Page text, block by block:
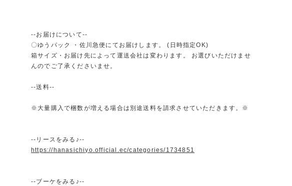
--お届けについて--
〇ゆうパック ・佐川急便にてお届けします。 (日時指定OK)
箱サイズ・お届け先によって運送会社は変わります。 お選びいただけませ
んのでご了承くださいませ。
--送料--
※大量購入で梱数が増える場合は別途送料を請求させていただきます。※
--リースをみる♪--
https://hanasichiyo.official.ec/categories/1734851
--ブーケをみる♪--